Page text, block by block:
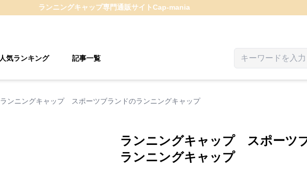
ランニングキャップ専門通販サイトCap-mania
人気ランキング 記事一覧
ランニングキャップ スポーツブランドのランニングキャップ
ランニングキャップ スポーツ
ランニングキャップ